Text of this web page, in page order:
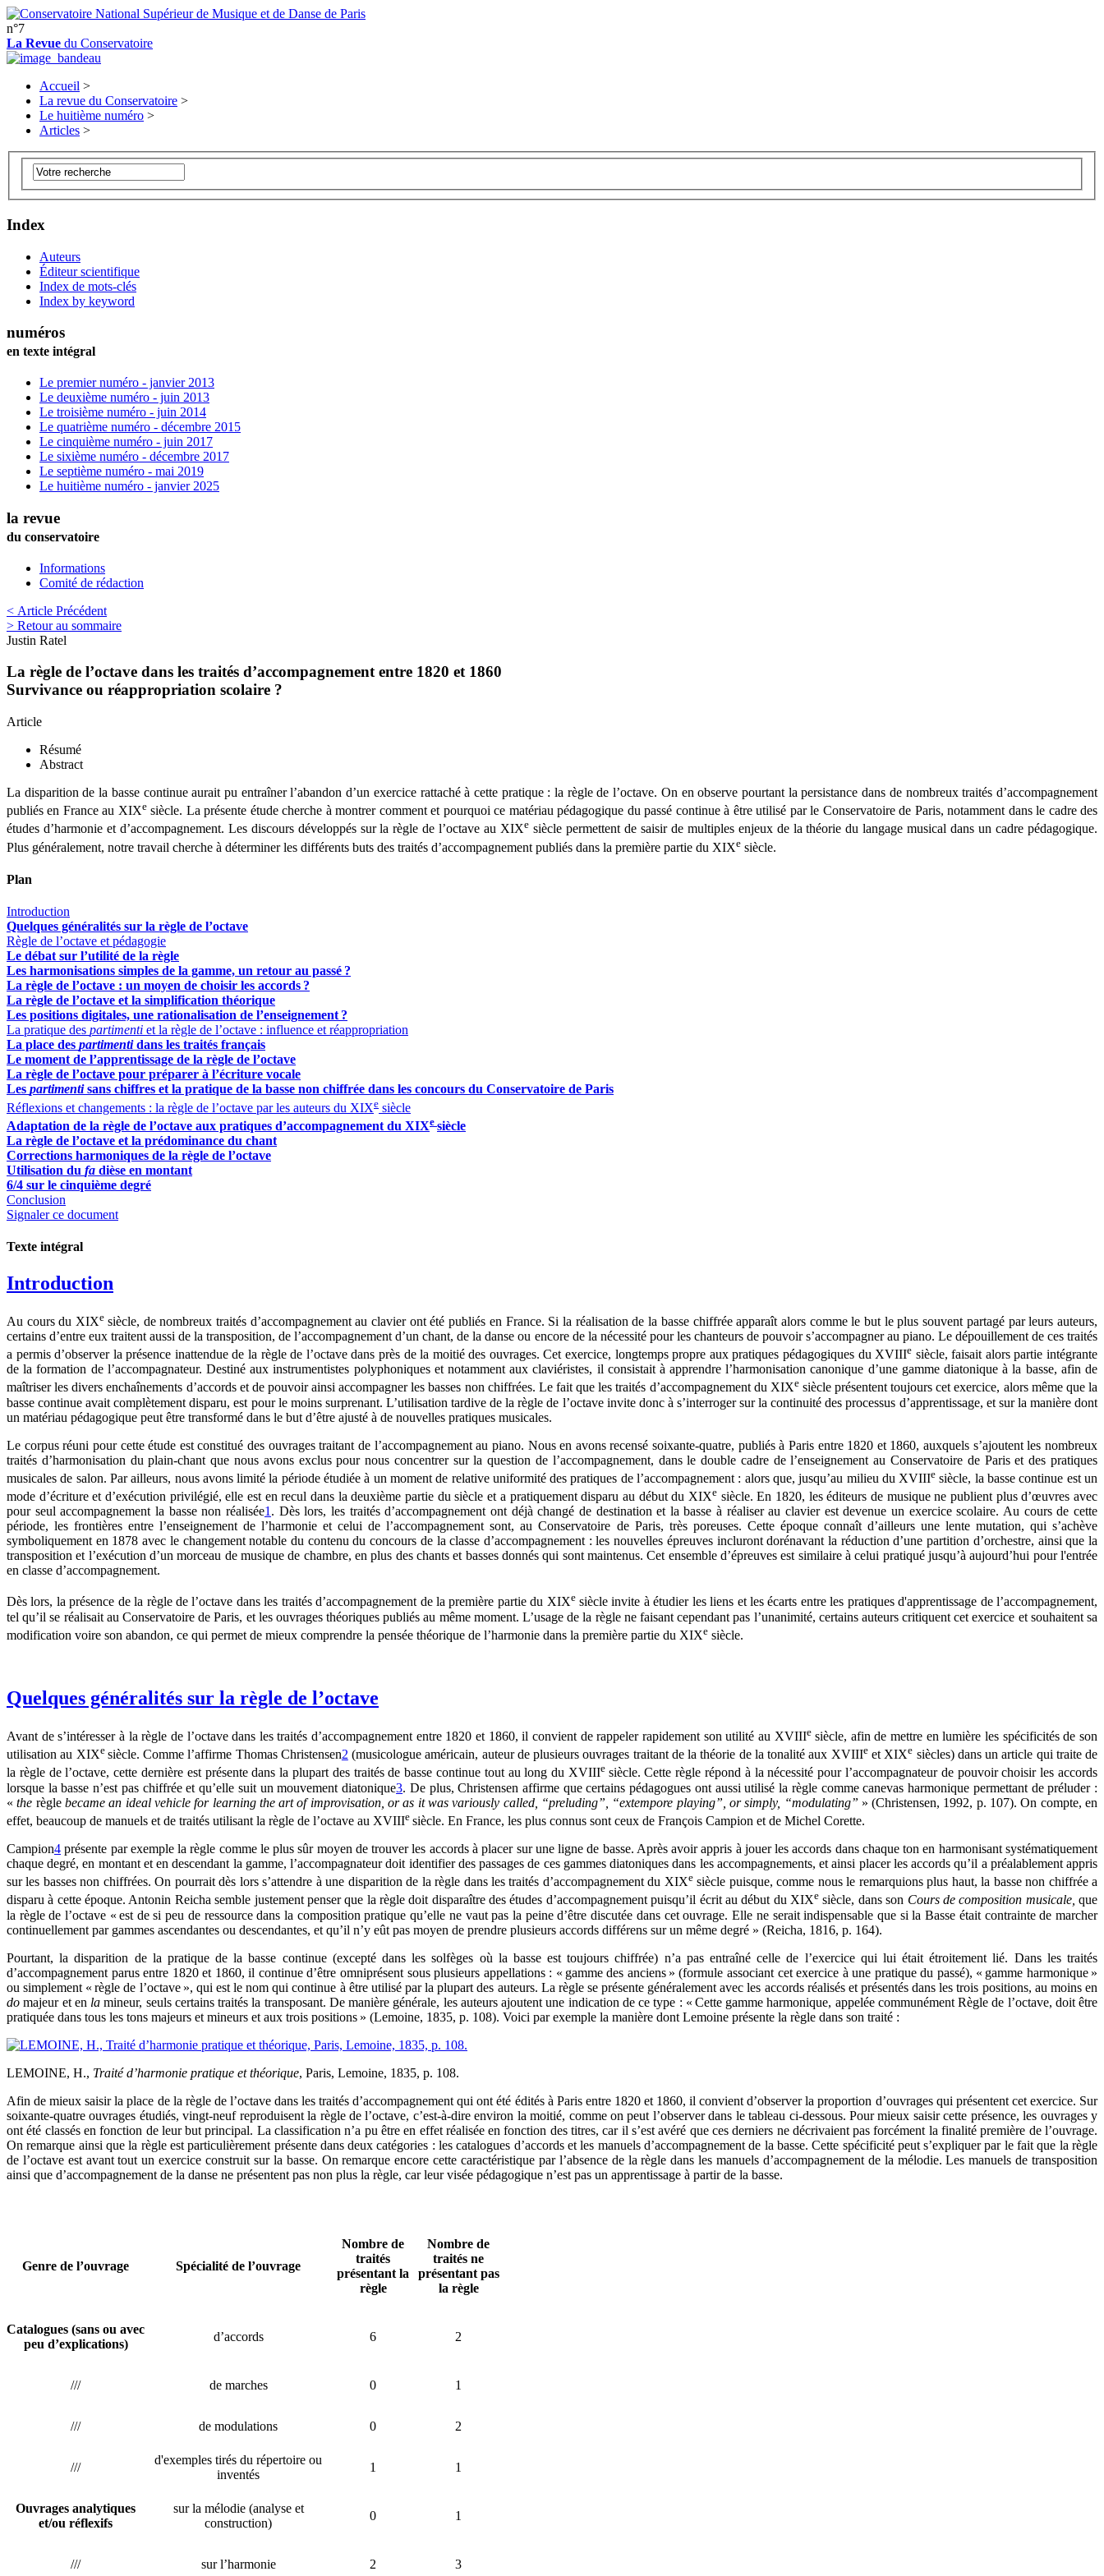
n°7
La Revue du Conservatoire
Accueil >
La revue du Conservatoire >
Le huitième numéro >
Articles >
Index
Auteurs
Éditeur scientifique
Index de mots-clés
Index by keyword
numéros
en texte intégral
Le premier numéro - janvier 2013
Le deuxième numéro - juin 2013
Le troisième numéro - juin 2014
Le quatrième numéro - décembre 2015
Le cinquième numéro - juin 2017
Le sixième numéro - décembre 2017
Le septième numéro - mai 2019
Le huitième numéro - janvier 2025
la revue
du conservatoire
Informations
Comité de rédaction
< Article Précédent
> Retour au sommaire
Justin Ratel
La règle de l’octave dans les traités d’accompagnement entre 1820 et 1860
Survivance ou réappropriation scolaire ?
Article
Résumé
Abstract
La disparition de la basse continue aurait pu entraîner l’abandon d’un exercice rattaché à cette pratique : la règle de l’octave. On en observe pourtant la persistance dans de nombreux traités d’accompagnement
publiés en France au XIXesiècle. La présente étude cherche à montrer comment et pourquoi ce matériau pédagogique du passé continue à être utilisé par le Conservatoire de Paris, notamment dans le cadre des
études d’harmonie et d’accompagnement. Les discours développés sur la règle de l’octave au XIXe siècle permettent de saisir de multiples enjeux de la théorie du langage musical dans un cadre pédagogique.
Plus généralement, notre travail cherche à déterminer les différents buts des traités d’accompagnement publiés dans la première partie du XIXe siècle.
Plan
Introduction
Quelques généralités sur la règle de l’octave
Règle de l’octave et pédagogie
Le débat sur l’utilité de la règle
Les harmonisations simples de la gamme, un retour au passé ?
La règle de l’octave : un moyen de choisir les accords ?
La règle de l’octave et la simplification théorique
Les positions digitales, une rationalisation de l’enseignement ?
La pratique des partimenti et la règle de l’octave : influence et réappropriation
La place des partimentidans les traités français
Le moment de l’apprentissage de la règle de l’octave
La règle de l’octave pour préparer à l’écriture vocale
Les partimentisans chiffres et la pratique de la basse non chiffrée dans les concours du Conservatoire de Paris
Réflexions et changements : la règle de l’octave par les auteurs du XIXe siècle
Adaptation de la règle de l’octave aux pratiques d’accompagnement du XIXe siècle
La règle de l’octave et la prédominance du chant
Corrections harmoniques de la règle de l’octave
Utilisation du fa dièse en montant
6/4 sur le cinquième degré
Conclusion
Signaler ce document
Texte intégral
Introduction
Au cours du XIXe siècle, de nombreux traités d’accompagnement au clavier ont été publiés en France. Si la réalisation de la basse chiffrée apparaît alors comme le but le plus souvent partagé par leurs auteurs,
certains d’entre eux traitent aussi de la transposition, de l’accompagnement d’un chant, de la danse ou encore de la nécessité pour les chanteurs de pouvoir s’accompagner au piano. Le dépouillement de ces traités
a permis d’observer la présence inattendue de la règle de l’octave dans près de la moitié des ouvrages. Cet exercice, longtemps propre aux pratiques pédagogiques du XVIIIe siècle, faisait alors partie intégrante
de la formation de l’accompagnateur. Destiné aux instrumentistes polyphoniques et notamment aux claviéristes, il consistait à apprendre l’harmonisation canonique d’une gamme diatonique à la basse, afin de
maîtriser les divers enchaînements d’accords et de pouvoir ainsi accompagner les basses non chiffrées. Le fait que les traités d’accompagnement du XIXesiècle présentent toujours cet exercice, alors même que la
basse continue avait complètement disparu, est pour le moins surprenant. L’utilisation tardive de la règle de l’octave invite donc à s’interroger sur la continuité des processus d’apprentissage, et sur la manière dont
un matériau pédagogique peut être transformé dans le but d’être ajusté à de nouvelles pratiques musicales.
Le corpus réuni pour cette étude est constitué des ouvrages traitant de l’accompagnement au piano. Nous en avons recensé soixante-quatre, publiés à Paris entre 1820 et 1860, auxquels s’ajoutent les nombreux
traités d’harmonisation du plain-chant que nous avons exclus pour nous concentrer sur la question de l’accompagnement, dans le double cadre de l’enseignement au Conservatoire de Paris et des pratiques
musicales de salon. Par ailleurs, nous avons limité la période étudiée à un moment de relative uniformité des pratiques de l’accompagnement : alors que, jusqu’au milieu du XVIIIe siècle, la basse continue est un
mode d’écriture et d’exécution privilégié, elle est en recul dans la deuxième partie du siècle et a pratiquement disparu au début du XIXesiècle. En 1820, les éditeurs de musique ne publient plus d’œuvres avec
pour seul accompagnement la basse non réalisée1 . Dès lors, les traités d’accompagnement ont déjà changé de destination et la basse à réaliser au clavier est devenue un exercice scolaire. Au cours de cette
période, les frontières entre l’enseignement de l’harmonie et celui de l’accompagnement sont, au Conservatoire de Paris, très poreuses. Cette époque connaît d’ailleurs une lente mutation, qui s’achève
symboliquement en 1878 avec le changement notable du contenu du concours de la classe d’accompagnement : les nouvelles épreuves incluront dorénavant la réduction d’une partition d’orchestre, ainsi que la
transposition et l’exécution d’un morceau de musique de chambre, en plus des chants et basses donnés qui sont maintenus. Cet ensemble d’épreuves est similaire à celui pratiqué jusqu’à aujourd’hui pour l'entrée
en classe d’accompagnement.
Dès lors, la présence de la règle de l’octave dans les traités d’accompagnement de la première partie du XIXesiècle invite à étudier les liens et les écarts entre les pratiques d'apprentissage de l’accompagnement,
tel qu’il se réalisait au Conservatoire de Paris, et les ouvrages théoriques publiés au même moment. L’usage de la règle ne faisant cependant pas l’unanimité, certains auteurs critiquent cet exercice et souhaitent sa
modification voire son abandon, ce qui permet de mieux comprendre la pensée théorique de l’harmonie dans la première partie du XIXe siècle.
Quelques généralités sur la règle de l’octave
Avant de s’intéresser à la règle de l’octave dans les traités d’accompagnement entre 1820 et 1860, il convient de rappeler rapidement son utilité au XVIIIesiècle, afin de mettre en lumière les spécificités de son
utilisation au XIXe siècle. Comme l’affirme Thomas Christensen2 (musicologue américain, auteur de plusieurs ouvrages traitant de la théorie de la tonalité aux XVIIIeet XIXe siècles) dans un article qui traite de
la règle de l’octave, cette dernière est présente dans la plupart des traités de basse continue tout au long du XVIIIe siècle. Cette règle répond à la nécessité pour l’accompagnateur de pouvoir choisir les accords
lorsque la basse n’est pas chiffrée et qu’elle suit un mouvement diatonique3. De plus, Christensen affirme que certains pédagogues ont aussi utilisé la règle comme canevas harmonique permettant de préluder :
«the règlebecame an ideal vehicle for learning the art of improvisation, or as it was variously called, “preluding”, “extempore playing”, or simply, “modulating” » (Christensen, 1992, p. 107). On compte, en
effet, beaucoup de manuels et de traités utilisant la règle de l’octave au XVIIIe siècle. En France, les plus connus sont ceux de François Campion et de Michel Corette.
Campion4 présente par exemple la règle comme le plus sûr moyen de trouver les accords à placer sur une ligne de basse. Après avoir appris à jouer les accords dans chaque ton en harmonisant systématiquement
chaque degré, en montant et en descendant la gamme, l’accompagnateur doit identifier des passages de ces gammes diatoniques dans les accompagnements, et ainsi placer les accords qu’il a préalablement appris
sur les basses non chiffrées. On pourrait dès lors s’attendre à une disparition de la règle dans les traités d’accompagnement du XIXesiècle puisque, comme nous le remarquions plus haut, la basse non chiffrée a
disparu à cette époque. Antonin Reicha semble justement penser que la règle doit disparaître des études d’accompagnement puisqu’il écrit au début du XIXe siècle, dans son Cours de composition musicale,que
la règle de l’octave « est de si peu de ressource dans la composition pratique qu’elle ne vaut pas la peine d’être discutée dans cet ouvrage. Elle ne serait indispensable que si la Basse était contrainte de marcher
continuellement par gammes ascendantes ou descendantes, et qu’il n’y eût pas moyen de prendre plusieurs accords différens sur un même degré » (Reicha, 1816, p. 164).
Pourtant, la disparition de la pratique de la basse continue (excepté dans les solfèges où la basse est toujours chiffrée) n’a pas entraîné celle de l’exercice qui lui était étroitement lié. Dans les traités
d’accompagnement parus entre 1820 et 1860, il continue d’être omniprésent sous plusieurs appellations : « gamme des anciens » (formule associant cet exercice à une pratique du passé), « gamme harmonique »
ou simplement « règle de l’octave », qui est le nom qui continue à être utilisé par la plupart des auteurs. La règle se présente généralement avec les accords réalisés et présentés dans les trois positions, au moins en
do majeur et en la mineur, seuls certains traités la transposant. De manière générale, les auteurs ajoutent une indication de ce type : « Cette gamme harmonique, appelée communément Règle de l’octave, doit être
pratiquée dans tous les tons majeurs et mineurs et aux trois positions » (Lemoine, 1835, p. 108). Voici par exemple la manière dont Lemoine présente la règle dans son traité :
LEMOINE, H., Traité d’harmonie pratique et théorique, Paris, Lemoine, 1835, p. 108.
Afin de mieux saisir la place de la règle de l’octave dans les traités d’accompagnement qui ont été édités à Paris entre 1820 et 1860, il convient d’observer la proportion d’ouvrages qui présentent cet exercice. Sur
soixante-quatre ouvrages étudiés, vingt-neuf reproduisent la règle de l’octave, c’est-à-dire environ la moitié, comme on peut l’observer dans le tableau ci-dessous. Pour mieux saisir cette présence, les ouvrages y
ont été classés en fonction de leur but principal. La classification n’a pu être en effet réalisée en fonction des titres, car il s’est avéré que ces derniers ne décrivaient pas forcément la finalité première de l’ouvrage.
On remarque ainsi que la règle est particulièrement présente dans deux catégories : les catalogues d’accords et les manuels d’accompagnement de la basse. Cette spécificité peut s’expliquer par le fait que la règle
de l’octave est avant tout un exercice construit sur la basse. On remarque encore cette caractéristique par l’absence de la règle dans les manuels d’accompagnement de la mélodie. Les manuels de transposition
ainsi que d’accompagnement de la danse ne présentent pas non plus la règle, car leur visée pédagogique n’est pas un apprentissage à partir de la basse.
Genre de l’ouvrage Spécialité de l’ouvrage
Nombre de
traités
présentant la
règle
Nombre de
traités ne
présentant pas
la règle
Catalogues (sans ou avec
peu d’explications)
d’accords 6 2
/// de marches 0 1
/// de modulations 0 2
///
d'exemples tirés du répertoire ou
inventés
1 1
Ouvrages analytiques
et/ou réflexifs
sur la mélodie (analyse et
construction)
0 1
/// sur l’harmonie 2 3